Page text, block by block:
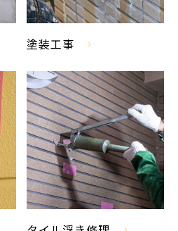
塗装工事